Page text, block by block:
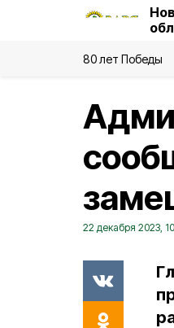
80 лет Победы
22 декабря 2023,